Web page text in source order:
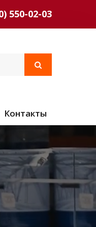
550-02-03
Контакты